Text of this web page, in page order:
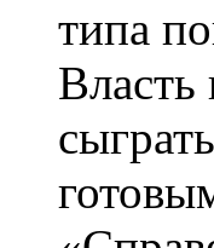
типа
Власть